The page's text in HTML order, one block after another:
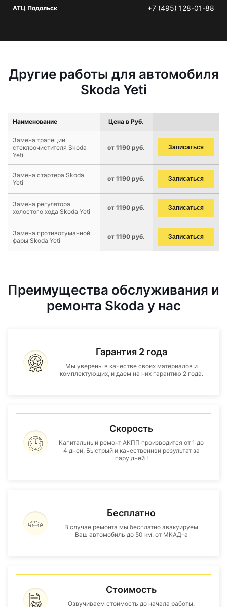
АТЦ Подольск +7 (495) 128-01-88
Другие работы для автомобиля
Skoda Yeti
Наименование Цена в Руб.
Замена трапеции
стеклоочистителя Skoda
Yeti
от 1190 руб. Записаться
Замена стартера Skoda
Yeti
от 1190 руб. Записаться
Замена регулятора
холостого хода Skoda Yeti
от 1190 руб. Записаться
Замена противотуманной
фары Skoda Yeti
от 1190 руб. Записаться
Преимущества обслуживания и
ремонта Skoda у нас
Гарантия 2 года
Мы уверены в качестве своих материалов и
комплектующих, и даем на них гарантию 2 года.
Скорость
Капитальный ремонт АКПП производится от 1 до
4 дней. Быстрый и качественнвй результат за
пару дней !
Бесплатно
В случае ремонта мы бесплатно эвакуируем
Ваш автомобиль до 50 км. от МКАД-а
Стоимость
Озвучиваем стоимость до начала работы.